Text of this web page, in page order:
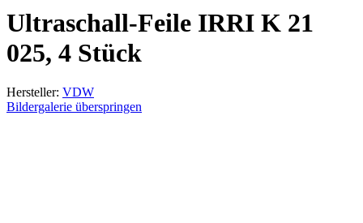
Ultraschall-Feile IRRI K 21
025, 4 Stück
Hersteller: VDW
Bildergalerie überspringen